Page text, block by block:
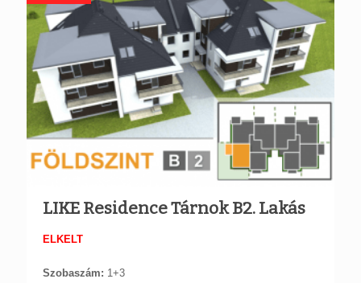
LIKE Residence Tárnok B2. Lakás
ELKELT
Szobaszám: 1+3